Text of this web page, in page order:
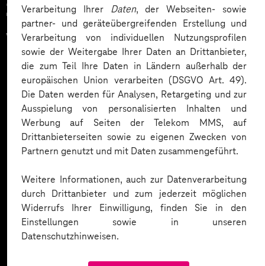
Verarbeitung Ihrer Daten, der Webseiten- sowie
partner- und geräteübergreifenden Erstellung und
Verarbeitung von individuellen Nutzungsprofilen
sowie der Weitergabe Ihrer Daten an Drittanbieter,
die zum Teil Ihre Daten in Ländern außerhalb der
europäischen Union verarbeiten (DSGVO Art. 49).
Die Daten werden für Analysen, Retargeting und zur
Ausspielung von personalisierten Inhalten und
Werbung auf Seiten der Telekom MMS, auf
Drittanbieterseiten sowie zu eigenen Zwecken von
Partnern genutzt und mit Daten zusammengeführt.
Weitere Informationen, auch zur Datenverarbeitung
durch Drittanbieter und zum jederzeit möglichen
Widerrufs Ihrer Einwilligung, finden Sie in den
Einstellungen sowie in unseren
Datenschutzhinweisen.
Zahlreiche Unternehmen
vertrauen auf unsere
Expertise. Hier eine Auswahl: